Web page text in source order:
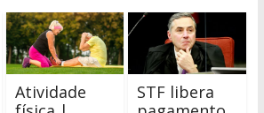
Atividade
STF libera